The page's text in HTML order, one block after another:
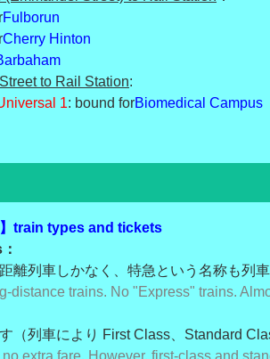
Fulborun
Cherry Hinton
to Rail Station:
1: bound forBiomedical Campus
】train types and tickets
離列車しかなく、特急という名称も列
distance trains. No "Express" trains.
（列車により First Class、Standard
extra fare. However, first-class and